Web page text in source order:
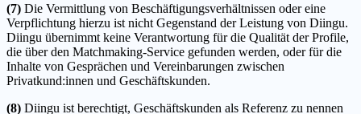
(7) Die Vermittlung von Beschäftigungsverhältnissen oder eine
Verpflichtung hierzu ist nicht Gegenstand der Leistung von Diingu.
Diingu übernimmt keine Verantwortung für die Qualität der Profile,
die über den Matchmaking-Service gefunden werden, oder für die
Inhalte von Gesprächen und Vereinbarungen zwischen
Privatkund:innen und Geschäftskunden.
(8) Diingu ist berechtigt, Geschäftskunden als Referenz zu nennen